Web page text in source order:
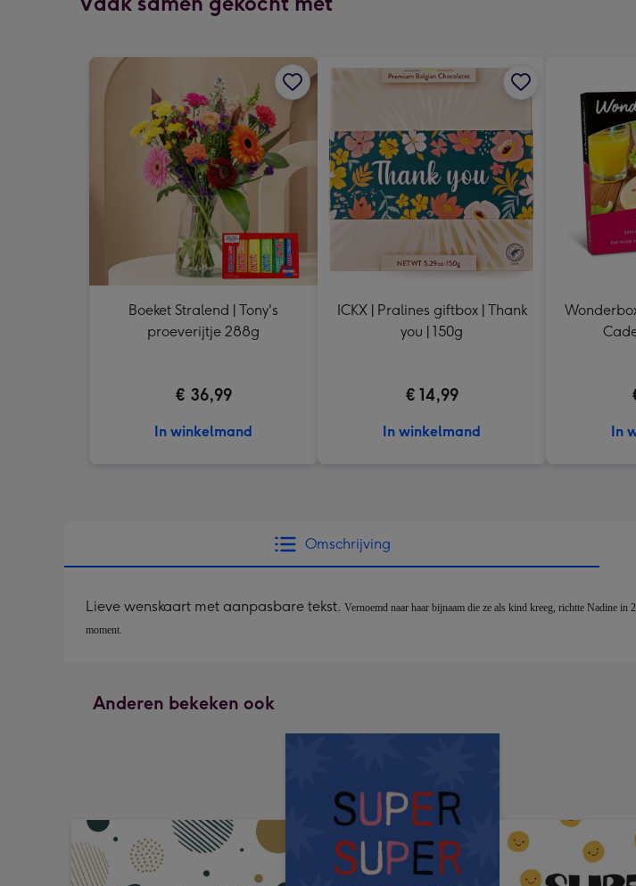
Boeket Stralend | Tony's
proeverijtje 288g
€ 36,99
In winkelmand
ICKX | Pralines giftbox | Thank
you | 150g
€ 14,99
In winkelmand In
Omschrijving
Lieve wenskaart met aanpasbare tekst. Vernoemd naar haar bijnaam die ze als kind kreeg, richtte Nadine
moment.
Anderen bekeken ook